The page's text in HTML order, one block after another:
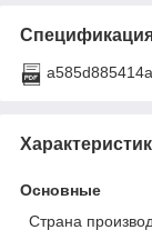
Основные
Страна